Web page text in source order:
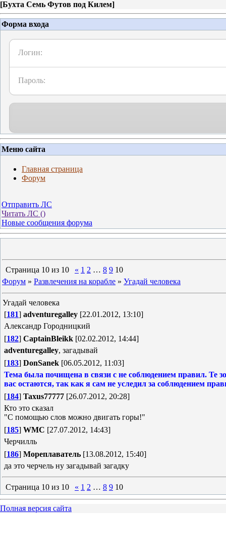
[Бухта Семь Футов под Килем]
Форма входа
Логин:
Пароль:
Меню сайта
Главная страница
Форум
Отправить ЛС
Читать ЛС ()
Новые сообщения форума
Страница 10 из 10 « 1 2 … 8 9 10
Форум » Развлечения на корабле » Угадай человека
Угадай человека
[181] adventuregalley [22.01.2012, 13:10]
Александр Городницкий
[182] CaptainBleikk [02.02.2012, 14:44]
adventuregalley, загадывай
[183] DonSanek [06.05.2012, 11:03]
Тема была почищена в связи с не соблюдением правил. Те
вас остаются, так как я сам не уследил за соблюдением
[184] Taxus77777 [26.07.2012, 20:28]
Кто это сказал
"С помощью слов можно двигать горы!"
[185] WMC [27.07.2012, 14:43]
Черчилль
[186] Мореплаватель [13.08.2012, 15:40]
да это черчель ну загадывай загадку
Страница 10 из 10 « 1 2 … 8 9 10
Полная версия сайта